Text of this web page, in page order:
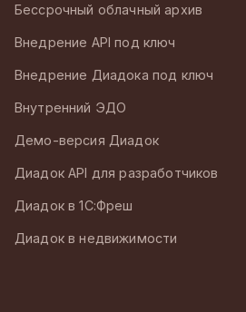
Бессрочный облачный архив
Внедрение API под ключ
Внедрение Диадока под ключ
Внутренний ЭДО
Демо-версия Диадок
Диадок API для разработчиков
Диадок в 1С:Фреш
Диадок в недвижимости